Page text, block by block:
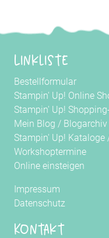
Linkliste
Bestellformular
Stampin' Up! Online
Stampin' Up!
Mein Blog / Blogarchiv
Stampin' Up! Kataloge
Workshoptermine
Online einsteigen
Impressum
Datenschutz
Kontakt